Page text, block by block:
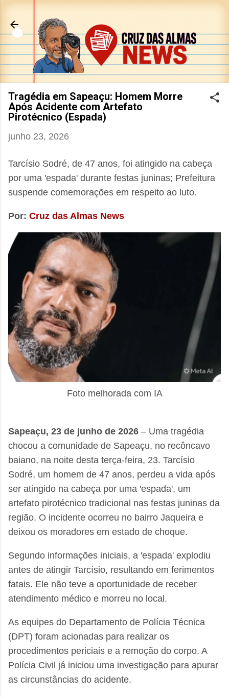
Tragédia em Sapeaçu: Homem Morre
Após Acidente com Artefato
Pirotécnico (Espada)
junho 23, 2026
Tarcísio Sodré, de 47 anos, foi atingido na cabeça
por uma 'espada' durante festas juninas; Prefeitura
suspende comemorações em respeito ao luto.
Por: Cruz das Almas News
Foto melhorada com IA
Sapeaçu, 23 de junho de 2026 – Uma tragédia
chocou a comunidade de Sapeaçu, no recôncavo
baiano, na noite desta terça-feira, 23. Tarcísio
Sodré, um homem de 47 anos, perdeu a vida após
ser atingido na cabeça por uma 'espada', um
artefato pirotécnico tradicional nas festas juninas da
região. O incidente ocorreu no bairro Jaqueira e
deixou os moradores em estado de choque.
Segundo informações iniciais, a 'espada' explodiu
antes de atingir Tarcísio, resultando em ferimentos
fatais. Ele não teve a oportunidade de receber
atendimento médico e morreu no local.
As equipes do Departamento de Polícia Técnica
(DPT) foram acionadas para realizar os
procedimentos periciais e a remoção do corpo. A
Polícia Civil já iniciou uma investigação para apurar
as circunstâncias do acidente.